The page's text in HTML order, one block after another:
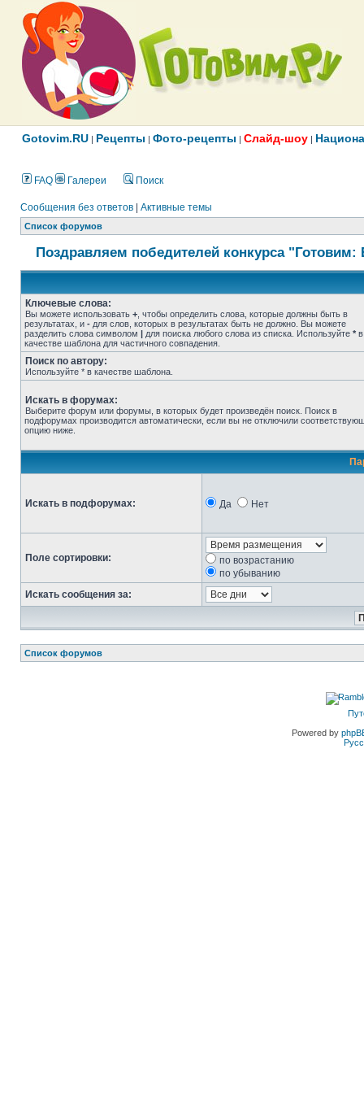
Gotovim.RU | Рецепты | Фото-рецепты | Слайд-шоу |
FAQ Галереи Поиск
Сообщения без ответов Активные темы
Список форумов
Поздравляем победителей конкурса
Ключевые слова:
Вы можете использовать + , чтобы определить слова, которые должны быть в
результатах, и - для слов, которых в результатах быть не должно. Вы можете
разделить слова символом | для поиска любого слова из списка. Используйте * в
качестве шаблона для частичного совпадения.
Поиск по автору:
Используйте * в качестве шаблона.
Искать в форумах:
Выберите форум или форумы, в которых будет произведён поиск. Поиск в
подфорумах производится автоматически, если вы не отключили
опцию ниже.
Искать в подфорумах: Да Нет
Поле сортировки:
по возрастанию
по убыванию
Искать сообщения за:
Список форумов
Powered by